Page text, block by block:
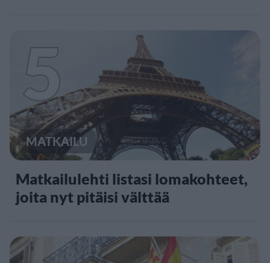
5
MATKAILU
Matkailulehti listasi lomakohteet,
joita nyt pitäisi välttää